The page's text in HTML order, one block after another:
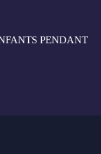
PENDANT